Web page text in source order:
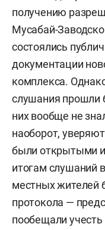
получению
Мусабай-
состоялись
документации
комплекса.
слушания прошли
них вообще не
наоборот,
были открытыми
итогам слушаний
местных жителей
протокола —
пообещали